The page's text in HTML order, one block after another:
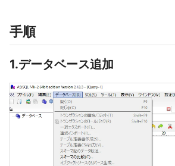
手順
1.データベース追加